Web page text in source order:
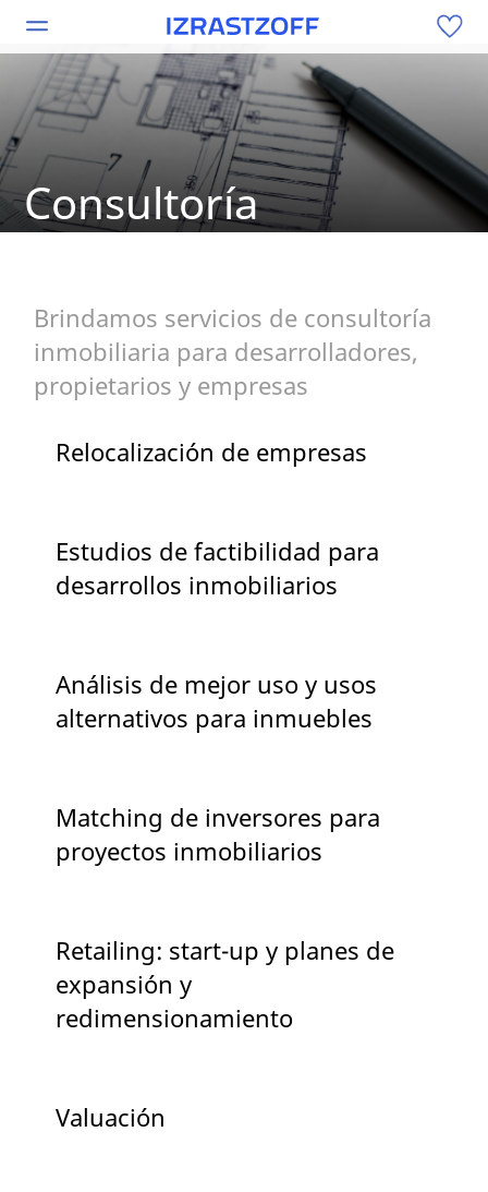
Consultoría
Brindamos servicios de consultoría
inmobiliaria para desarrolladores,
propietarios y empresas
Relocalización de empresas
Estudios de factibilidad para
desarrollos inmobiliarios
Análisis de mejor uso y usos
alternativos para inmuebles
Matching de inversores para
proyectos inmobiliarios
Retailing: start-up y planes de
expansión y
redimensionamiento
Valuación